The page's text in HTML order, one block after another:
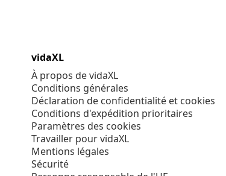
vidaXL
À propos de vidaXL
Conditions générales
Déclaration de confidentialité et cookies
Conditions d'expédition prioritaires
Paramètres des cookies
Travailler pour vidaXL
Mentions légales
Sécurité